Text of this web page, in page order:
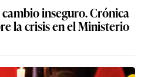
inseguro. Crónica
la crisis en el Ministerio